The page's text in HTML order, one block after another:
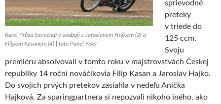
Karel Průša (červená) v souboji s Jaroslavem Hajkem (2) a
Filipem Kasanem (4) | foto Pavel Fišer
sprievodné
preteky
v triede do
125 ccm.
Svoju
premiéru absolvovali v tomto roku v majstrovstvách Českej
republiky 14 roční nováčikovia Filip Kasan a Jaroslav Hajko.
Do svojich prvých pretekov zasiahla v nedeľu Anička
Hajková. Za sparingpartnera si nepozvali nikoho iného, ako